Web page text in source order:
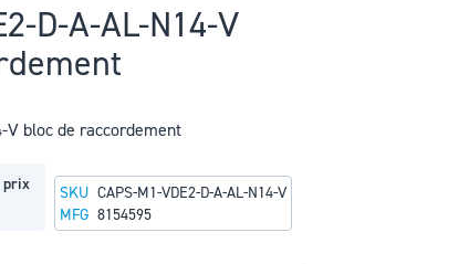
D-A-AL-N14-V
V bloc de raccordement
prix
SKU CAPS-M1-VDE2-D-A-AL-N14-V
MFG 8154595